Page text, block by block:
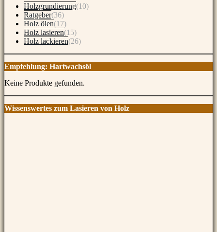
Holzgrundierung(10)
Ratgeber(36)
Holz ölen(17)
Holz lasieren(15)
Holz lackieren(26)
Empfehlung: Hartwachsöl
Keine Produkte gefunden.
Wissenswertes zum Lasieren von Holz